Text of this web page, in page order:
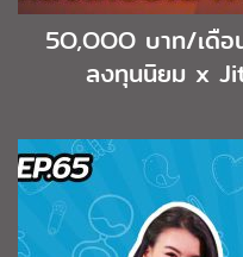
5O,OOO บาท/เดื
ลงทุนนิยม x